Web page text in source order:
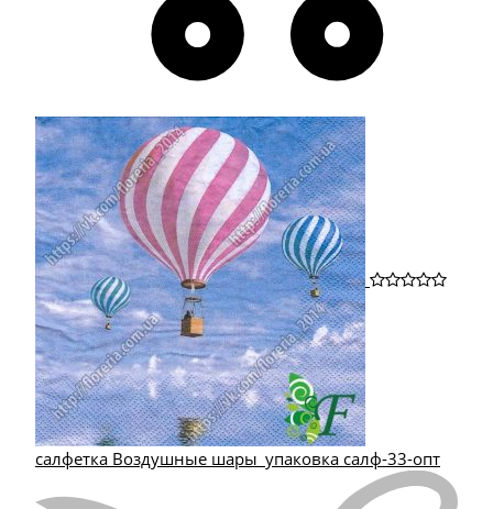
салфетка Воздушные шары_упаковка салф-33-опт